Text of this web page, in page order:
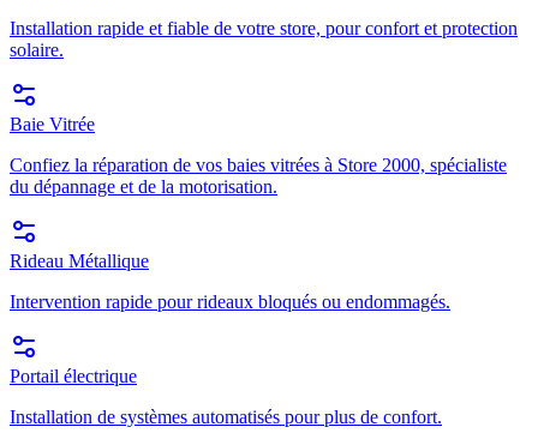
Installation rapide et fiable de votre store, pour confort et protection
solaire.
Baie Vitrée
Confiez la réparation de vos baies vitrées à Store 2000, spécialiste
du dépannage et de la motorisation.
Rideau Métallique
Intervention rapide pour rideaux bloqués ou endommagés.
Portail électrique
Installation de systèmes automatisés pour plus de confort.